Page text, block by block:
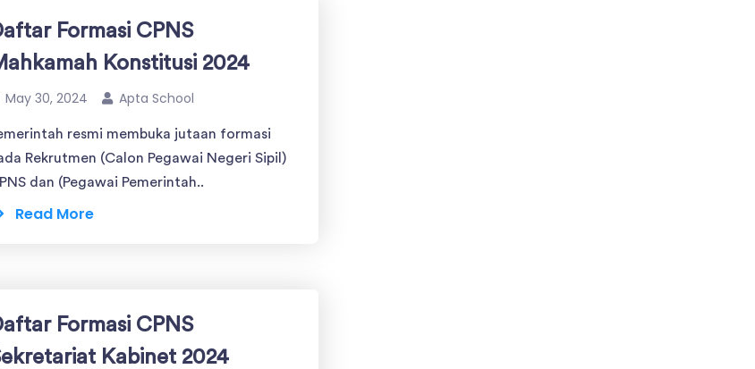
Formasi CPNS
Konstitusi 2024
May 30, 2024 Apta School
resmi membuka jutaan formasi
Rekrutmen (Calon Pegawai Negeri Sipil)
dan (Pegawai Pemerintah..
Read More
Formasi CPNS
Kabinet 2024